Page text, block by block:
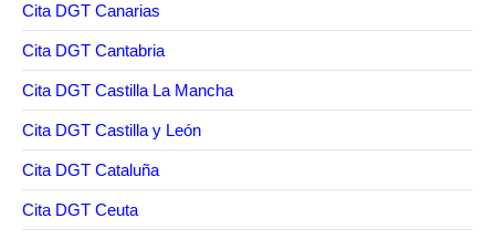
Cita DGT Canarias
Cita DGT Cantabria
Cita DGT Castilla La Mancha
Cita DGT Castilla y León
Cita DGT Cataluña
Cita DGT Ceuta